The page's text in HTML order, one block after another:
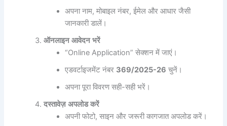
अपना नाम, मोबाइल नंबर, ईमेल और आधार जैसी
जानकारी डालें।
ऑनलाइन आवेदन भरें
“Online Application” सेक्शन में जाएं।
एडवर्टाइजमेंट नंबर 369/2025-26 चुनें।
अपना पूरा विवरण सही-सही भरें।
दस्तावेज़ अपलोड करें
अपनी फोटो, साइन और जरूरी कागजात अपलोड करें।